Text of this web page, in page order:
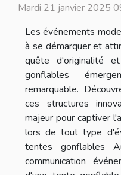
Mardi 21 janvier 2025
Les événements
à se démarquer et
quête d'originalité
gonflables
remarquable.
ces structures
majeur pour captiver
lors de tout type
tentes gonflables
communication